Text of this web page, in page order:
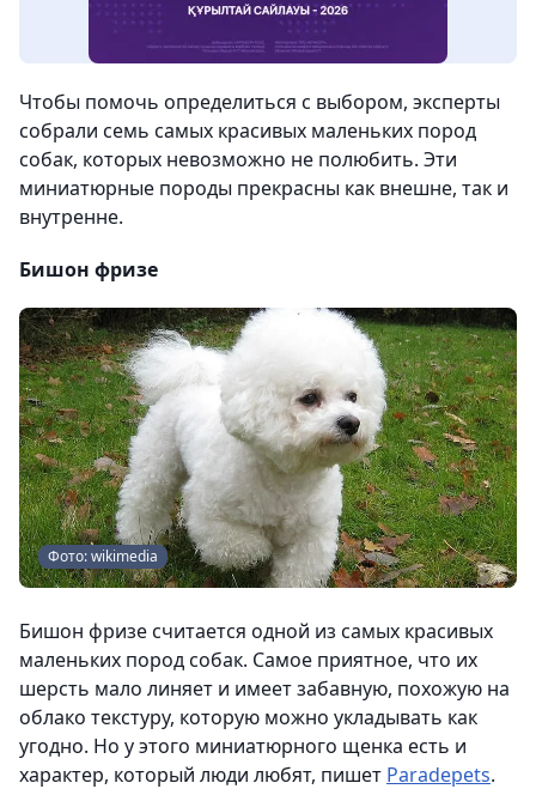
Чтобы помочь определиться с выбором, эксперты
собрали семь самых красивых маленьких пород
собак, которых невозможно не полюбить. Эти
миниатюрные породы прекрасны как внешне, так и
внутренне.
Бишон фризе
Фото: wikimedia
Бишон фризе считается одной из самых красивых
маленьких пород собак. Самое приятное, что их
шерсть мало линяет и имеет забавную, похожую на
облако текстуру, которую можно укладывать как
угодно. Но у этого миниатюрного щенка есть и
характер, который люди любят, пишет Paradepets.